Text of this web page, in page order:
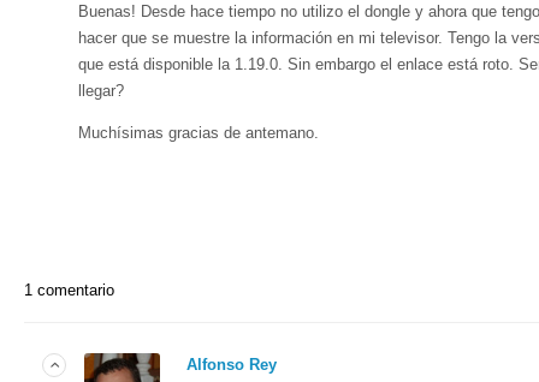
Buenas! Desde hace tiempo no utilizo el dongle y ahora que
hacer que se muestre la información en mi televisor. Tengo la
que está disponible la 1.19.0. Sin embargo el enlace está roto.
llegar?
Muchísimas gracias de antemano.
1 comentario
Alfonso Rey